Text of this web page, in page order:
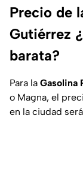
Precio de
Gutiérrez
barata?
Para la Gasolina
o Magna, el
en la ciudad